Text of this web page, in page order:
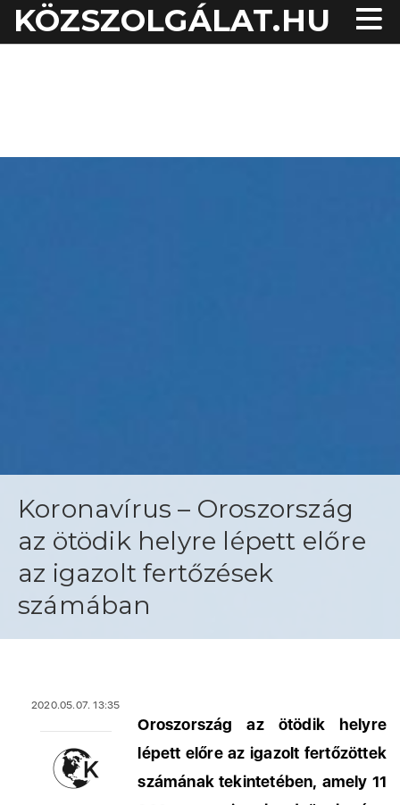
KÖZSZOLGÁLAT.HU
Koronavírus – Oroszország
az ötödik helyre lépett előre
az igazolt fertőzések
számában
2020.05.07. 13:35
Oroszország az ötödik helyre
lépett előre az igazolt fertőzöttek
számának tekintetében, amely 11